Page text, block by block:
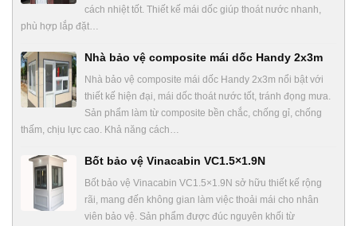
cách nhiệt tốt. Thiết kế mái dốc giúp thoát nước nhanh,
phù hợp lắp đặt…
Nhà bảo vệ composite mái dốc Handy 2x3m
Nhà bảo vệ composite mái dốc Handy 2x3m nổi bật với
thiết kế hiện đại, mái dốc thoát nước tốt, tránh đọng mưa.
Sản phẩm làm từ composite bền chắc, chống gỉ, chống
thấm, chịu lực cao. Khả năng cách…
Bốt bảo vệ Vinacabin VC1.5×1.9N
Bốt bảo vệ Vinacabin VC1.5×1.9N sở hữu thiết kế rộng
rãi, mang đến không gian làm việc thoải mái cho nhân
viên bảo vệ. Sản phẩm được đúc nguyên khối từ